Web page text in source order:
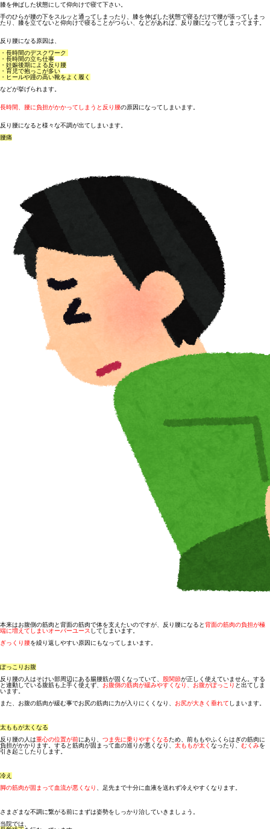
膝を伸ばした状態にして仰向けで寝て下さい。
手のひらが腰の下をスルッと通ってしまったり、膝を伸ばした状態で寝るだけで腰が張ってしまっ
たり、膝を立てないと仰向けで寝ることがつらい、などがあれば、反り腰になってしまってます。
反り腰になる原因は、
・長時間のデスクワーク
・長時間の立ち仕事
・妊娠後期による反り腰
・育児で抱っこが多い
・ヒールや踵の高い靴をよく履く
などが挙げられます。
長時間、腰に負担がかかってしまうと反り腰の原因になってしまいます。
反り腰になると様々な不調が出てしまいます。
腰痛
本来はお腹側の筋肉と背面の筋肉で体を支えたいのですが、反り腰になると背面の筋肉の負担が極
端に増えてしまいオーバーユース してしまいます。
ぎっくり腰を繰り返しやすい原因にもなってしまいます。
ぽっこりお腹
反り腰の人はそけい部周辺にある腸腰筋が固くなっていて、 股関節が正しく使えていません。する
と連動している腹筋も上手く使えず、 お腹側の筋肉が緩みやすくなり、お腹がぽっこり と出てしま
います。
また、お腹の筋肉が緩む事でお尻の筋肉に力が入りにくくなり、 お尻が大きく垂れて しまいます。
太ももが太くなる
反り腰の人は重心の位置が前にあり、 つま先に乗りやすくなるため、前ももやふくらはぎの筋肉に
負担がかかります。すると筋肉が固まって血の巡りが悪くなり、 太ももが太く なったり、 むくみを
引き起こしたりします。
冷え
脚の筋肉が固まって血流が悪くなり
、足先まで十分に血液を送れず冷えやすくなります。
さまざまな不調に繋がる前にまずは姿勢をしっかり治していきましょう。
当院では、